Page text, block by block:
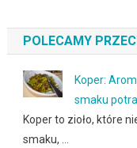
POLECAMY
Koper:
smaku
Koper to zioło, które
smaku, …